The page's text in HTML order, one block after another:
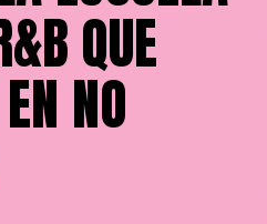
QUE
NO